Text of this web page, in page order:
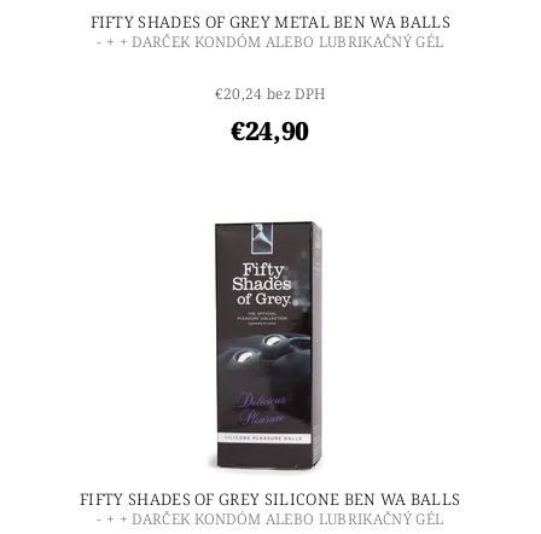
FIFTY SHADES OF GREY METAL BEN WA BALLS
- + + DARČEK KONDÓM ALEBO LUBRIKAČNÝ GÉL
€20,24 bez DPH
€24,90
FIFTY SHADES OF GREY SILICONE BEN WA BALLS
- + + DARČEK KONDÓM ALEBO LUBRIKAČNÝ GÉL